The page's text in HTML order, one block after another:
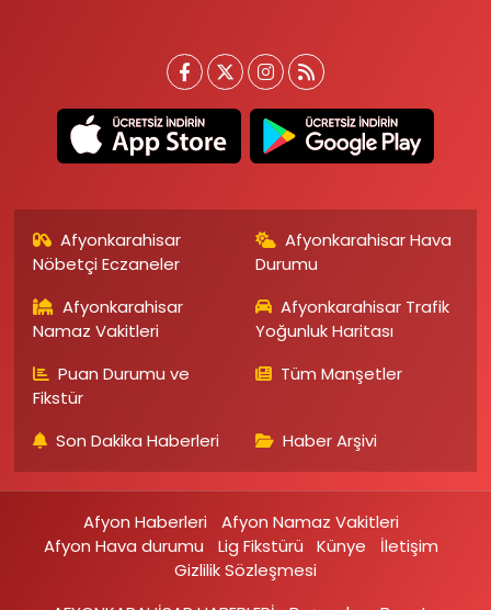
Afyonkarahisar
Nöbetçi Eczaneler
Afyonkarahisar Hava
Durumu
Afyonkarahisar
Namaz Vakitleri
Afyonkarahisar Trafik
Yoğunluk Haritası
Puan Durumu ve
Fikstür
Tüm Manşetler
Son Dakika Haberleri Haber Arşivi
Afyon Haberleri
Afyon Namaz Vakitleri
Afyon Hava durumu
Lig Fikstürü Künye
İletişim
Gizlilik Sözleşmesi